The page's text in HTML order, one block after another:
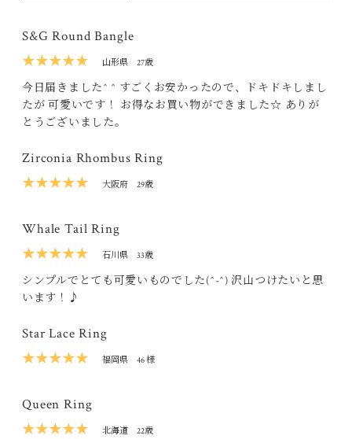
S&G Round Bangle
★★★★★
山形県 27歳
今日届きました^ ^ すごくお安かったので、ドキドキしまし
たが 可愛いです！ お得なお買い物ができました☆ ありが
とうございました。
Zirconia Rhombus Ring
★★★★★
大阪府 29歳
Whale Tail Ring
★★★★★
石川県 33歳
シンプルでとても可愛いものでした(^-^) 沢山つけたいと思
います！♪
Star Lace Ring
★★★★★
福岡県 46 様
Queen Ring
★★★★★
北海道 22歳